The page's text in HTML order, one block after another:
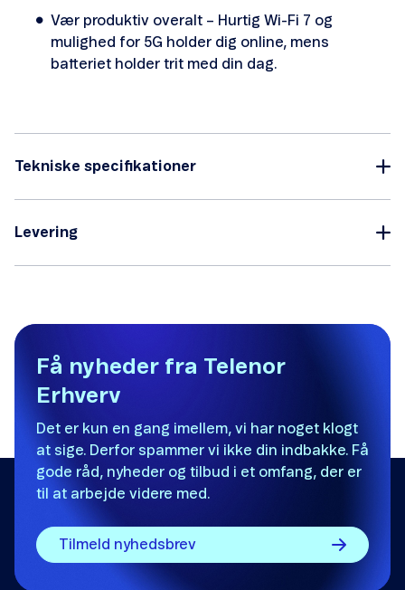
Vær produktiv overalt – Hurtig Wi-Fi 7 og
mulighed for 5G holder dig online, mens
batteriet holder trit med din dag.
Tekniske specifikationer
Levering
Få nyheder fra Telenor
Erhverv
Det er kun en gang imellem, vi har noget klogt
at sige. Derfor spammer vi ikke din indbakke. Få
gode råd, nyheder og tilbud i et omfang, der er
til at arbejde videre med.
Tilmeld nyhedsbrev